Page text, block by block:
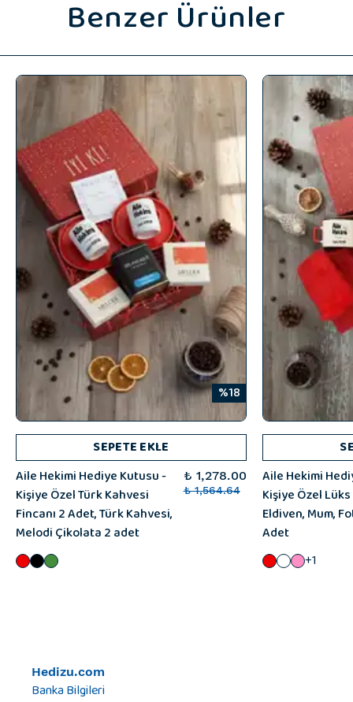
Benzer Ürünler
%18
SEPETE EKLE
Aile Hekimi Hediye Kutusu -
Kişiye Özel Türk Kahvesi
Fincanı 2 Adet, Türk Kahvesi,
Melodi Çikolata 2 adet
₺ 1,278.00
₺ 1,564.64
Aile Hekimi
Kişiye Özel
Eldiven, Mum,
Adet
+1
Hedizu.com
Banka Bilgileri